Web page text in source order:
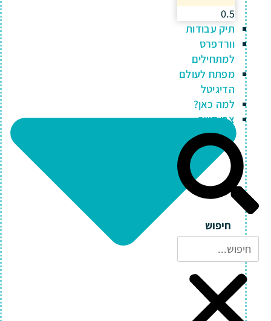
תיק עבודות
וורדפרס
למתחילים
מפתח לעולם
הדיגיטל
למה כאן?
צרו קשר
חיפוש